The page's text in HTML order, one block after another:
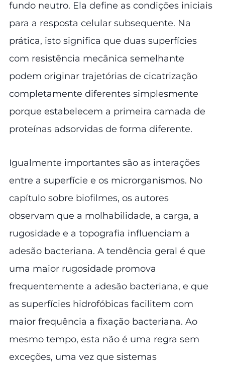
fundo neutro. Ela define as condições iniciais
para a resposta celular subsequente. Na
prática, isto significa que duas superfícies
com resistência mecânica semelhante
podem originar trajetórias de cicatrização
completamente diferentes simplesmente
porque estabelecem a primeira camada de
proteínas adsorvidas de forma diferente.
Igualmente importantes são as interações
entre a superfície e os microrganismos. No
capítulo sobre biofilmes, os autores
observam que a molhabilidade, a carga, a
rugosidade e a topografia influenciam a
adesão bacteriana. A tendência geral é que
uma maior rugosidade promova
frequentemente a adesão bacteriana, e que
as superfícies hidrofóbicas facilitem com
maior frequência a fixação bacteriana. Ao
mesmo tempo, esta não é uma regra sem
exceções, uma vez que sistemas